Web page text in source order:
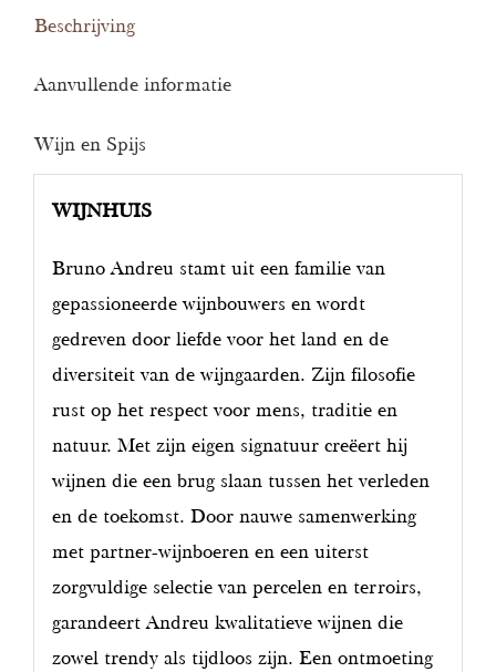
Beschrijving
Aanvullende informatie
Wijn en Spijs
WIJNHUIS
Bruno Andreu stamt uit een familie van
gepassioneerde wijnbouwers en wordt
gedreven door liefde voor het land en de
diversiteit van de wijngaarden. Zijn filosofie
rust op het respect voor mens, traditie en
natuur. Met zijn eigen signatuur creëert hij
wijnen die een brug slaan tussen het verleden
en de toekomst. Door nauwe samenwerking
met partner-wijnboeren en een uiterst
zorgvuldige selectie van percelen en terroirs,
garandeert Andreu kwalitatieve wijnen die
zowel trendy als tijdloos zijn. Een ontmoeting